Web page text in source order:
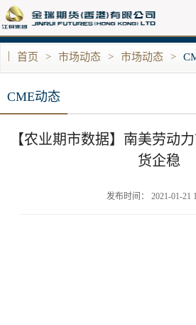
| 首页 > 市场动态 > 市场动态 >
CME动态
【农业期市数据】南美劳动
货企稳
发布时间： 2021-01-21